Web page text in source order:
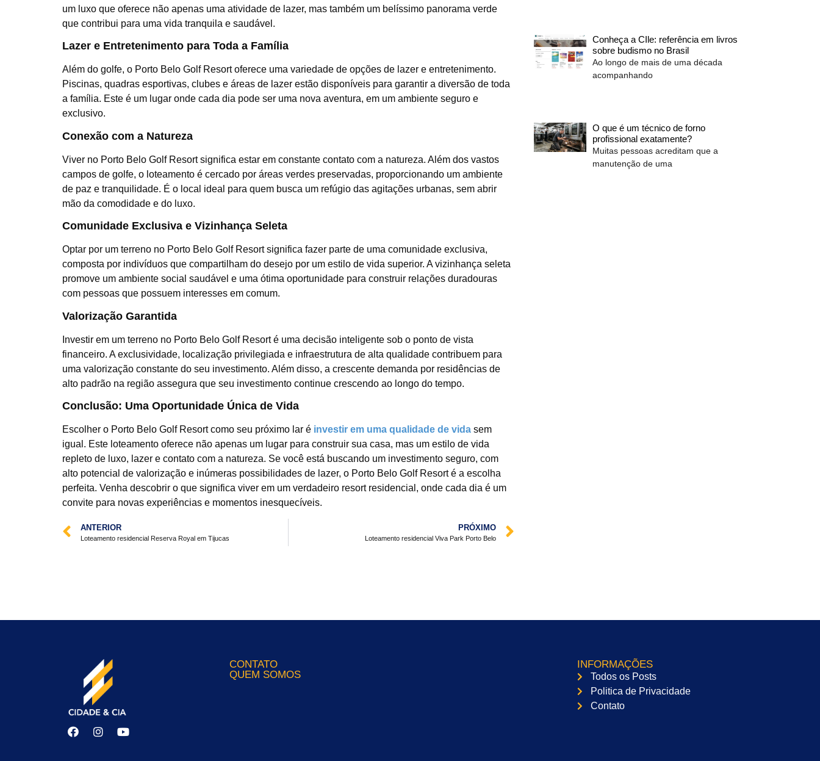
um luxo que oferece não apenas uma atividade de lazer, mas também um belíssimo panorama verde
que contribui para uma vida tranquila e saudável.
Lazer e Entretenimento para Toda a Família
Além do golfe, o Porto Belo Golf Resort oferece uma variedade de opções de lazer e entretenimento.
Piscinas, quadras esportivas, clubes e áreas de lazer estão disponíveis para garantir a diversão de toda
a família. Este é um lugar onde cada dia pode ser uma nova aventura, em um ambiente seguro e
exclusivo.
Conexão com a Natureza
Viver no Porto Belo Golf Resort significa estar em constante contato com a natureza. Além dos vastos
campos de golfe, o loteamento é cercado por áreas verdes preservadas, proporcionando um ambiente
de paz e tranquilidade. É o local ideal para quem busca um refúgio das agitações urbanas, sem abrir
mão da comodidade e do luxo.
Comunidade Exclusiva e Vizinhança Seleta
Optar por um terreno no Porto Belo Golf Resort significa fazer parte de uma comunidade exclusiva,
composta por indivíduos que compartilham do desejo por um estilo de vida superior. A vizinhança seleta
promove um ambiente social saudável e uma ótima oportunidade para construir relações duradouras
com pessoas que possuem interesses em comum.
Valorização Garantida
Investir em um terreno no Porto Belo Golf Resort é uma decisão inteligente sob o ponto de vista
financeiro. A exclusividade, localização privilegiada e infraestrutura de alta qualidade contribuem para
uma valorização constante do seu investimento. Além disso, a crescente demanda por residências de
alto padrão na região assegura que seu investimento continue crescendo ao longo do tempo.
Conclusão: Uma Oportunidade Única de Vida
Escolher o Porto Belo Golf Resort como seu próximo lar é investir em uma qualidade de vida sem
igual. Este loteamento oferece não apenas um lugar para construir sua casa, mas um estilo de vida
repleto de luxo, lazer e contato com a natureza. Se você está buscando um investimento seguro, com
alto potencial de valorização e inúmeras possibilidades de lazer, o Porto Belo Golf Resort é a escolha
perfeita. Venha descobrir o que significa viver em um verdadeiro resort residencial, onde cada dia é um
convite para novas experiências e momentos inesquecíveis.
ANTERIOR
Loteamento residencial Reserva Royal em Tijucas
PRÓXIMO
Loteamento residencial Viva Park Porto Belo
Conheça a CIle: referência em livros
sobre budismo no Brasil
Ao longo de mais de uma década
acompanhando
O que é um técnico de forno
profissional exatamente?
Muitas pessoas acreditam que a
manutenção de uma
CONTATO
QUEM SOMOS
INFORMAÇÕES
Todos os Posts
Politica de Privacidade
Contato